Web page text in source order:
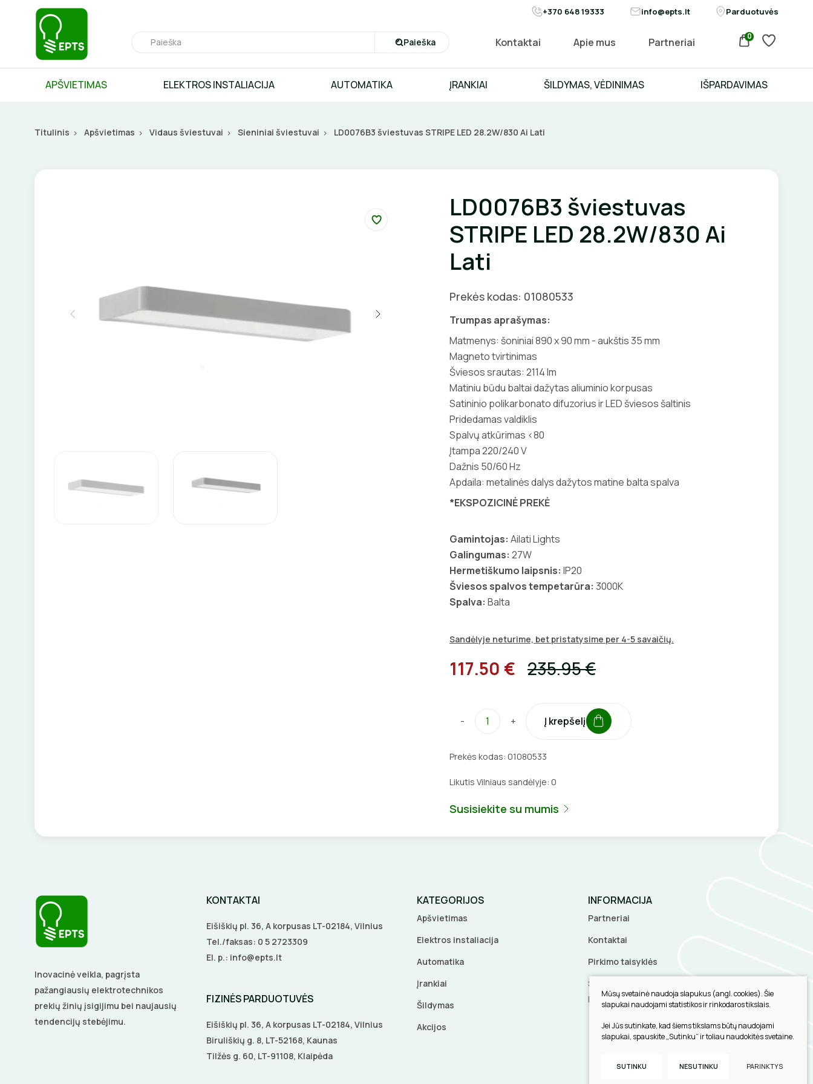
+370 648 19333 info@epts.lt Parduotuvės
Paieška Kontaktai Apie mus Partneriai 0
APŠVIETIMAS ELEKTROS INSTALIACIJA AUTOMATIKA ĮRANKIAI ŠILDYMAS, VĖDINIMAS IŠPARDAVIMAS
Titulinis Apšvietimas Vidaus šviestuvai Sieniniai šviestuvai LD0076B3 šviestuvas STRIPE LED 28.2W/830 Ai Lati
LD0076B3 šviestuvas
STRIPE LED 28.2W/830 Ai
Lati
Prekės kodas: 01080533
Trumpas aprašymas:
Matmenys: šoniniai 890 x 90 mm - aukštis 35 mm
Magneto tvirtinimas
Šviesos srautas: 2114 lm
Matiniu būdu baltai dažytas aliuminio korpusas
Satininio polikarbonato difuzorius ir LED šviesos šaltinis
Pridedamas valdiklis
Spalvų atkūrimas <80
Įtampa 220/240 V
Dažnis 50/60 Hz
Apdaila: metalinės dalys dažytos matine balta spalva
*EKSPOZICINĖ PREKĖ
Gamintojas: Ailati Lights
Galingumas: 27W
Hermetiškumo laipsnis: IP20
Šviesos spalvos tempetarūra: 3000K
Spalva: Balta
Sandėlyje neturime, bet pristatysime per 4-5 savaičių.
117.50 € 235.95 €
- + Į krepšelį
Prekės kodas: 01080533
Likutis Vilniaus sandėlyje: 0
Susisiekite su mumis
Inovacinė veikla, pagrįsta
pažangiausių elektrotechnikos
prekių žinių įsigijimu bei naujausių
tendencijų stebėjimu.
KONTAKTAI
Eišiškių pl. 36, A korpusas LT-02184, Vilnius
Tel./faksas: 0 5 2723309
El. p.: info@epts.lt
FIZINĖS PARDUOTUVĖS
Eišiškių pl. 36, A korpusas LT-02184, Vilnius
Biruliškių g. 8, LT-52168, Kaunas
Tilžės g. 60, LT-91108, Klaipėda
KATEGORIJOS
Apšvietimas
Elektros instaliacija
Automatika
Įrankiai
Šildymas
Akcijos
INFORMACIJA
Partneriai
Kontaktai
Pirkimo taisyklės
Slapukų parinktys
Privatumo politika
Sukurta:
Mūsų svetainė naudoja slapukus (angl. cookies). Šie
slapukai naudojami statistikos ir rinkodaros tikslais.
Jei Jūs sutinkate, kad šiems tikslams būtų naudojami
slapukai, spauskite „Sutinku“ ir toliau naudokitės svetaine.
SUTINKU NESUTINKU PARINKTYS